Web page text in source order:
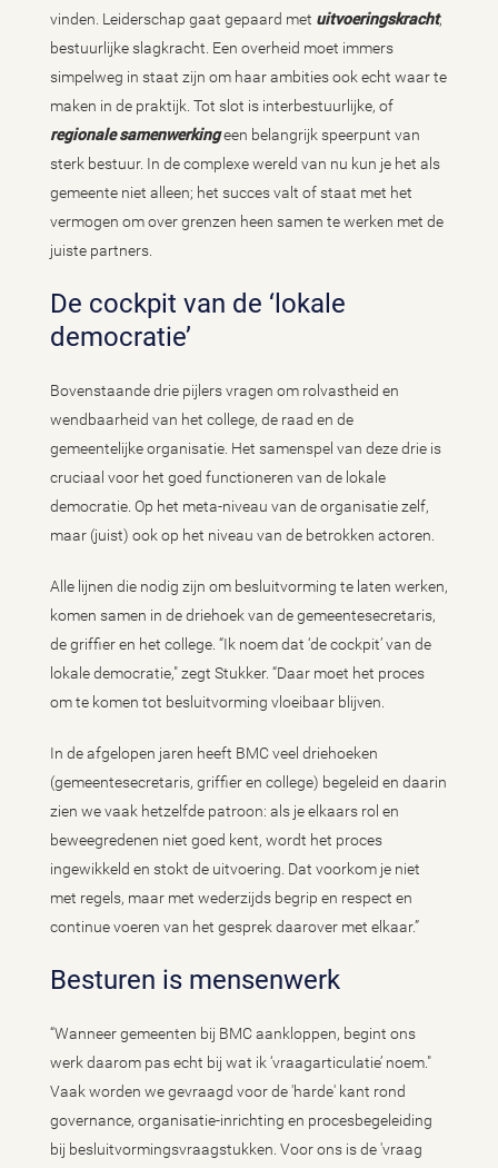
vinden. Leiderschap gaat gepaard met uitvoeringskracht,
bestuurlijke slagkracht. Een overheid moet immers
simpelweg in staat zijn om haar ambities ook echt waar te
maken in de praktijk. Tot slot is interbestuurlijke, of
regionale samenwerkingeen belangrijk speerpunt van
sterk bestuur. In de complexe wereld van nu kun je het als
gemeente niet alleen; het succes valt of staat met het
vermogen om over grenzen heen samen te werken met de
juiste partners.
De cockpit van de ‘lokale
democratie’
Bovenstaande drie pijlers vragen om rolvastheid en
wendbaarheid van het college, de raad en de
gemeentelijke organisatie. Het samenspel van deze drie is
cruciaal voor het goed functioneren van de lokale
democratie. Op het meta-niveau van de organisatie zelf,
maar (juist) ook op het niveau van de betrokken actoren.
Alle lijnen die nodig zijn om besluitvorming te laten werken,
komen samen in de driehoek van de gemeentesecretaris,
de griffier en het college. “Ik noem dat ‘de cockpit’ van de
lokale democratie," zegt Stukker. “Daar moet het proces
om te komen tot besluitvorming vloeibaar blijven.
In de afgelopen jaren heeft BMC veel driehoeken
(gemeentesecretaris, griffier en college) begeleid en daarin
zien we vaak hetzelfde patroon: als je elkaars rol en
beweegredenen niet goed kent, wordt het proces
ingewikkeld en stokt de uitvoering. Dat voorkom je niet
met regels, maar met wederzijds begrip en respect en
continue voeren van het gesprek daarover met elkaar.”
Besturen is mensenwerk
“Wanneer gemeenten bij BMC aankloppen, begint ons
werk daarom pas echt bij wat ik ‘vraagarticulatie’ noem."
Vaak worden we gevraagd voor de 'harde' kant rond
governance, organisatie-inrichting en procesbegeleiding
bij besluitvormingsvraagstukken. Voor ons is de 'vraag